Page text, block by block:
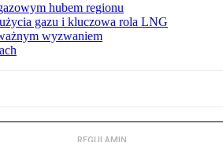
hubem regionu
gazu i kluczowa rola LNG
wyzwaniem